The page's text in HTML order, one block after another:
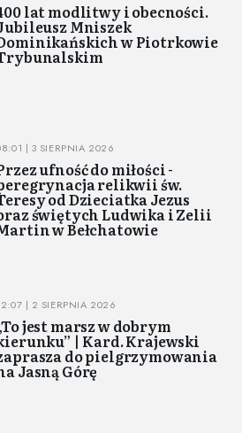
lat modlitwy i obecności.
Mniszek
w Piotrkowie
| 3 SIERPNIA 2026
ufność do miłości -
relikwii św.
od Dzieciatka Jezus
świętych Ludwika i Zelii
w Bełchatowie
| 2 SIERPNIA 2026
jest marsz w dobrym
| Kard. Krajewski
do pielgrzymowania
Jasną Górę